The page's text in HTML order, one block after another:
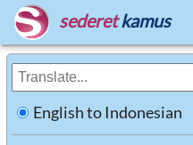
sederet kamus
English to Indonesian